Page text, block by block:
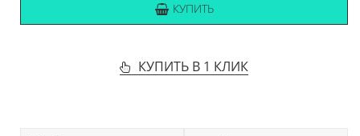
КУПИТЬ
КУПИТЬ В 1 КЛИК